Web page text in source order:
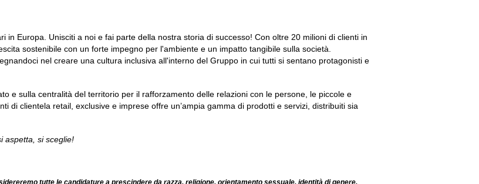
in Europa. Unisciti a noi e fai parte della nostra storia di successo! Con oltre 20 milioni di clienti in
sostenibile con un forte impegno per l'ambiente e un impatto tangibile sulla società.
nel creare una cultura inclusiva all'interno del Gruppo in cui tutti si sentano protagonisti e
e sulla centralità del territorio per il rafforzamento delle relazioni con le persone, le piccole e
di clientela retail, exclusive e imprese offre un’ampia gamma di prodotti e servizi, distribuiti sia
aspetta, si sceglie!
tutte le candidature a prescindere da razza, religione, orientamento sessuale, identità di genere,